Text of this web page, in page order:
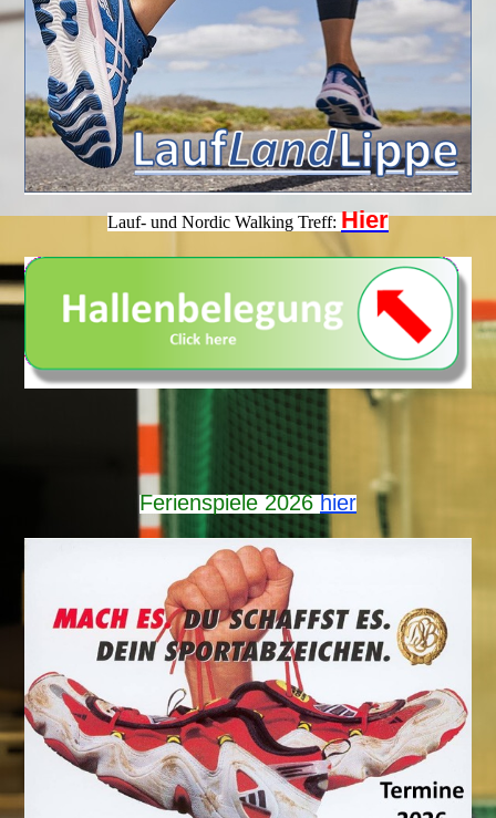
Lauf- und Nordic Walking Treff: Hier
Ferienspiele 2026hier